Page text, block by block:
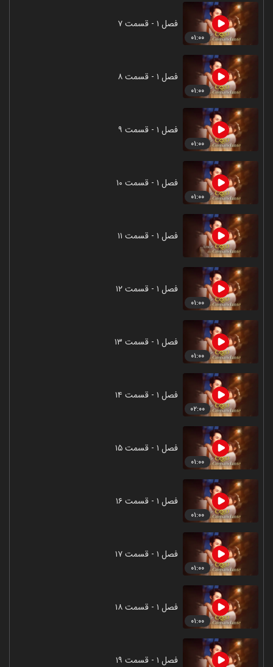
۰۱:۰۰
فصل ۱ - قسمت ۷
۰۱:۰۰
فصل ۱ - قسمت ۸
۰۱:۰۰
فصل ۱ - قسمت ۹
۰۱:۰۰
فصل ۱ - قسمت ۱۰
فصل ۱ - قسمت ۱۱
۰۱:۰۰
فصل ۱ - قسمت ۱۲
۰۱:۰۰
فصل ۱ - قسمت ۱۳
۰۲:۰۰
فصل ۱ - قسمت ۱۴
۰۱:۰۰
فصل ۱ - قسمت ۱۵
۰۱:۰۰
فصل ۱ - قسمت ۱۶
۰۱:۰۰
فصل ۱ - قسمت ۱۷
۰۱:۰۰
فصل ۱ - قسمت ۱۸
فصل ۱ - قسمت ۱۹